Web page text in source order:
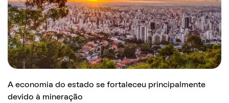
A economia do estado se fortaleceu principalmente
devido à mineração